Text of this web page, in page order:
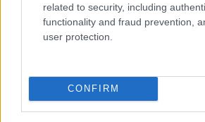
related to security, including
functionality and fraud prevention,
user protection.
CONFIRM
Nicolaporro.it è anche su
sufficientecliccare qui